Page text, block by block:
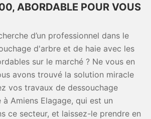
ABORDABLE POUR VOUS
d’un professionnel dans le
d'arbre et de haie avec les
sur le marché ? Ne vous en
avons trouvé la solution miracle
vos travaux de dessouchage
Amiens Elagage, qui est un
ce secteur, et laissez-le prendre en